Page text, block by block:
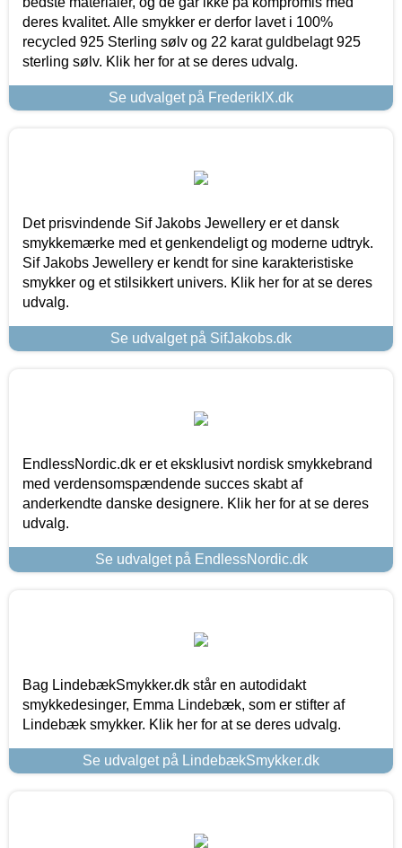
deres kvalitet. Alle smykker er derfor lavet i 100%
recycled 925 Sterling sølv og 22 karat guldbelagt 925
sterling sølv. Klik her for at se deres udvalg.
Se udvalget på FrederikIX.dk
Det prisvindende Sif Jakobs Jewellery er et dansk
smykkemærke med et genkendeligt og moderne udtryk.
Sif Jakobs Jewellery er kendt for sine karakteristiske
smykker og et stilsikkert univers. Klik her for at se deres
udvalg.
Se udvalget på SifJakobs.dk
EndlessNordic.dk er et eksklusivt nordisk smykkebrand
med verdensomspændende succes skabt af
anderkendte danske designere. Klik her for at se deres
udvalg.
Se udvalget på EndlessNordic.dk
Bag LindebækSmykker.dk står en autodidakt
smykkedesinger, Emma Lindebæk, som er stifter af
Lindebæk smykker. Klik her for at se deres udvalg.
Se udvalget på LindebækSmykker.dk